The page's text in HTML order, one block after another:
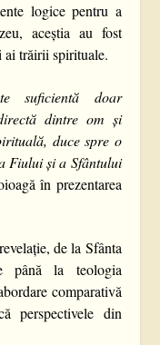
logice pentru a
aceștia au fost
ai trăirii spirituale.
suficientă doar
dintre om și
duce spre o
Fiului și a Sfântului
în prezentarea
de la Sfânta
până la teologia
comparativă
perspectivele din